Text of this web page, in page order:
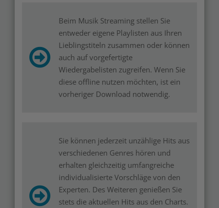
Beim Musik Streaming stellen Sie
entweder eigene Playlisten aus Ihren
Lieblingstiteln zusammen oder können
auch auf vorgefertigte
Wiedergabelisten zugreifen. Wenn Sie
diese offline nutzen möchten, ist ein
vorheriger Download notwendig.
Sie können jederzeit unzählige Hits aus
verschiedenen Genres hören und
erhalten gleichzeitig umfangreiche
individualisierte Vorschläge von den
Experten. Des Weiteren genießen Sie
stets die aktuellen Hits aus den Charts.